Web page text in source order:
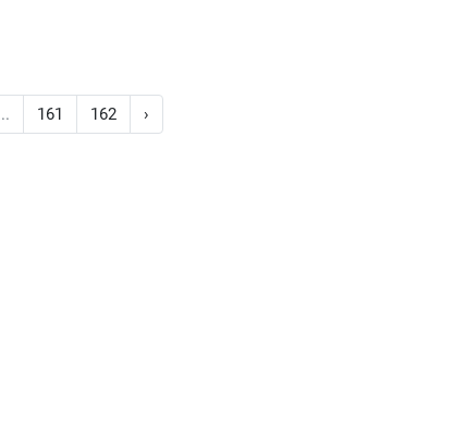
161 162 ›